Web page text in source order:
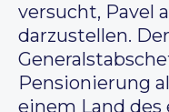
versucht, Pavel
darzustellen.
Pensionierung
einem Land des